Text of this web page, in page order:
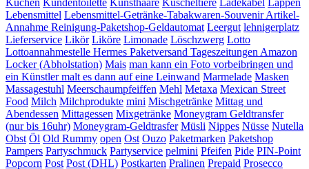
Lebensmittel Lebensmittel-Getränke-Tabakwaren-Souvenir Artikel-
Annahme Reinigung-Paketshop-Geldautomat Leergut lehnigerplatz
Lieferservice Likör Liköre Limonade Löschzwerg Lotto
Lottoannahmestelle Hermes Paketversand Tageszeitungen Amazon
Locker (Abholstation) Mais man kann ein Foto vorbeibringen und
ein Künstler malt es dann auf eine Leinwand Marmelade Masken
Massagestuhl Meerschaumpfeiffen Mehl Metaxa Mexican Street
Food Milch Milchprodukte mini Mischgetränke Mittag und
Abendessen Mittagessen Mixgetränke Moneygram Geldtransfer
(nur bis 16uhr) Moneygram-Geldtrasfer Müsli Nippes Nüsse Nutella
Obst Öl Old Rummy open Ost Ouzo Paketmarken Paketshop
Pampers Partyschmuck Partyservice pelmini Pfeifen Pide PIN-Point
Popcorn Post Post (DHL) Postkarten Pralinen Prepaid Prosecco